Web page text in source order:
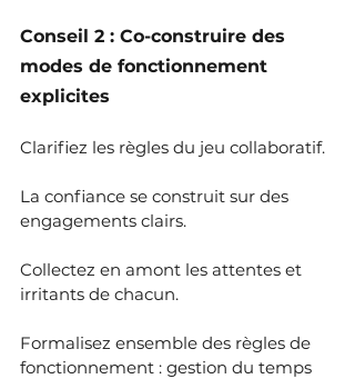
Conseil 2 : Co-construire des
modes de fonctionnement
explicites
Clarifiez les règles du jeu collaboratif.
La confiance se construit sur des
engagements clairs.
Collectez en amont les attentes et
irritants de chacun.
Formalisez ensemble des règles de
fonctionnement : gestion du temps